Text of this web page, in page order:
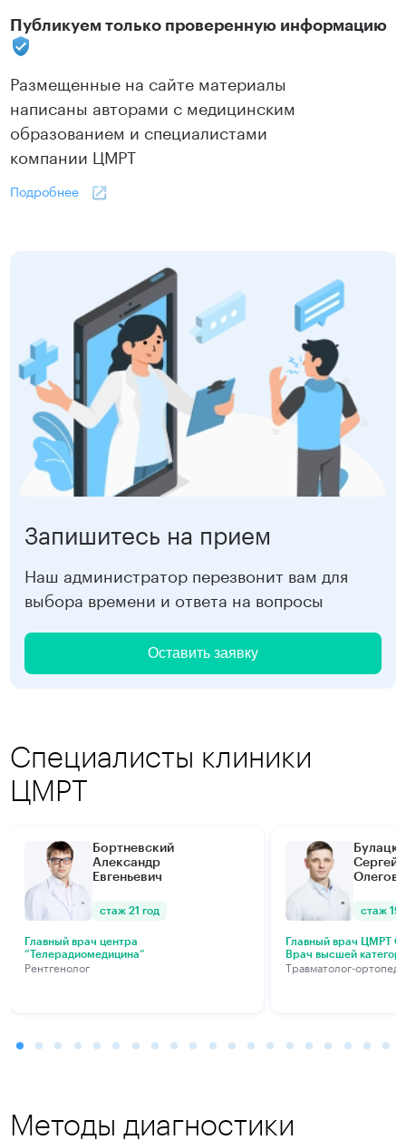
Публикуем только проверенную информацию
Размещенные на сайте материалы
написаны авторами с медицинским
образованием и специалистами
компании ЦМРТ
Подробнее
Запишитесь на прием
Наш администратор перезвонит вам для
выбора времени и ответа на вопросы
Оставить заявку
Специалисты клиники
ЦМРТ
Бортневский
Александр
Евгеньевич
стаж 21 год
Главный врач центра
“Телерадиомедицина”
Рентгенолог
Сергей
стаж 19
Главный врач ЦМРТ
Врач высшей
Травматолог-ортопед
Методы диагностики